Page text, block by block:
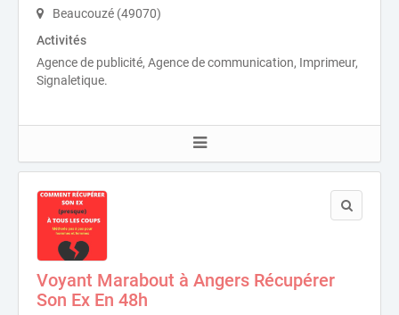
Beaucouzé (49070)
Activités
Agence de publicité, Agence de communication, Imprimeur,
Signaletique.
Voyant Marabout à Angers Récupérer
Son Ex En 48h